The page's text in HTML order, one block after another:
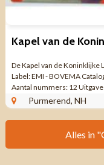
De Kapel van de Koninklijke
Label: EMI - BOVEMA
Aantal nummers: 12
Military ...Purmerend, NH
Alles in